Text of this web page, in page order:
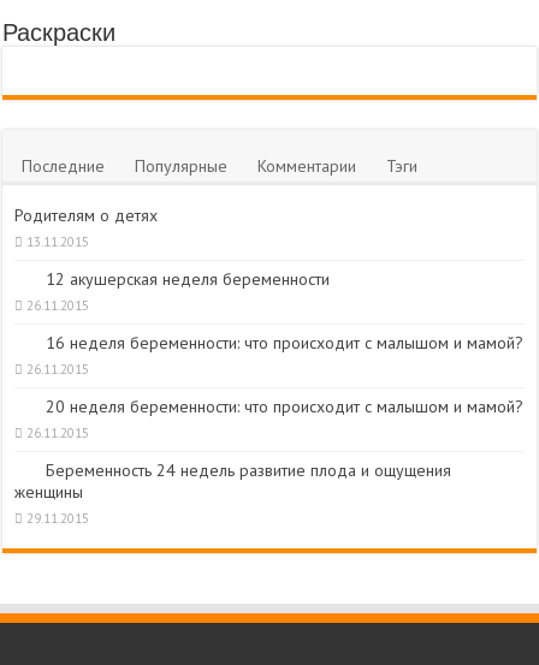
Раскраски
Последние Популярные Комментарии Тэги
Родителям о детях
13.11.2015
12 акушерская неделя беременности
26.11.2015
16 неделя беременности: что происходит с малышом и мамой?
26.11.2015
20 неделя беременности: что происходит с малышом и мамой?
26.11.2015
Беременность 24 недель развитие плода и ощущения
женщины
29.11.2015